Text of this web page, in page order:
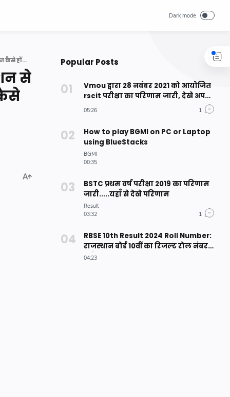
Covid 19 के vaccination के लिए होने वाले रजिस्ट्रेशन से पहले आपको यह जानना जरूरी है कि यह रजिस्ट्रेशन कैसे होंगा एवं वैक्सीन कब लगेगी।
से
Popular Posts
Vmou द्वारा 28 नवंबर 2021 को आयोजित
rscit परीक्षा का परिणाम जारी, देखे अपना
परिणाम
How to play BGMI on PC or Laptop
using BlueStacks
BSTC प्रथम वर्ष परीक्षा 2019 का परिणाम
जारी.....यहाँ से देखे परिणाम
RBSE 10th Result 2024 Roll Number:
राजस्थान बोर्ड 10वीं का रिजल्ट रोल नंबर
से कैसे देखें? ऐसे करे चेक